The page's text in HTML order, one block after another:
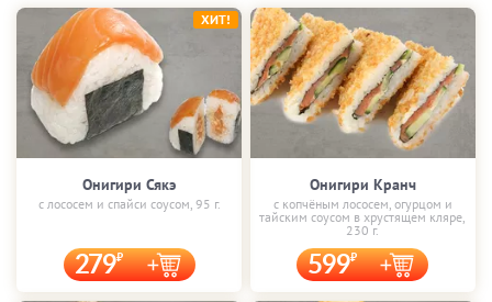
Онигири Сякэ
с лососем и спайси соусом, 95 г.
279
ХИТ!
Онигири Кранч
с копчёным лососем, огурцом и
тайским соусом в хрустящем кляре,
230 г.
599